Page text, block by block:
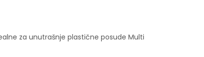
za unutrašnje plastične posude Multi